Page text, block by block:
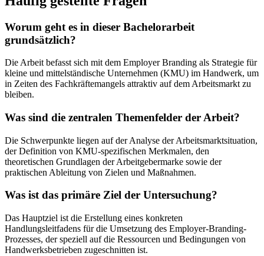
Worum geht es in dieser Bachelorarbeit
grundsätzlich?
Die Arbeit befasst sich mit dem Employer Branding als Strategie für
kleine und mittelständische Unternehmen (KMU) im Handwerk, um
in Zeiten des Fachkräftemangels attraktiv auf dem Arbeitsmarkt zu
bleiben.
Was sind die zentralen Themenfelder der Arbeit?
Die Schwerpunkte liegen auf der Analyse der Arbeitsmarktsituation,
der Definition von KMU-spezifischen Merkmalen, den
theoretischen Grundlagen der Arbeitgebermarke sowie der
praktischen Ableitung von Zielen und Maßnahmen.
Was ist das primäre Ziel der Untersuchung?
Das Hauptziel ist die Erstellung eines konkreten
Handlungsleitfadens für die Umsetzung des Employer-Branding-
Prozesses, der speziell auf die Ressourcen und Bedingungen von
Handwerksbetrieben zugeschnitten ist.